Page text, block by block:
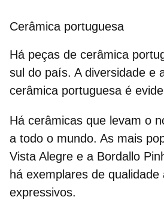
Cerâmica portuguesa
Há peças de cerâmica
sul do país. A diversidade e
cerâmica portuguesa é
Há cerâmicas que levam o
a todo o mundo. As mais
Vista Alegre e a Bordallo
há exemplares de
expressivos.